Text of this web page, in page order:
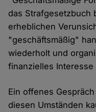
das Strafgesetzbuch
erheblichen
"geschäftsmäßig"
wiederholt und
finanzielles Interesse
Ein offenes
diesen Umständen